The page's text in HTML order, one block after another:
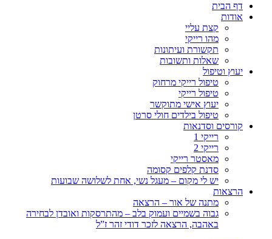
דף הבית
אודות
קצת עליי
מהו רייקי
תקשורת ועיתונות
שאלות ותשובות
יעוץ וטיפול
טיפול רייקי מרחוק
טיפול רייקי
יעוץ אישי מתוקשר
טיפול בילדים חולי סרטן
קורסים וסדנאות
רייקי 1
רייקי 2
מאסטר רייקי
סדנת קלפים קסומה
יש לי מקום – מעגל נשי, אחת לשלושה שבועות
הרצאות
מתנה של אור – הרצאה
גבוה בשמיים ועמוק בלב – מהתרסקות ואובדן לבחירה
באהבה, הרצאה לזכר דודי זהר ז”ל